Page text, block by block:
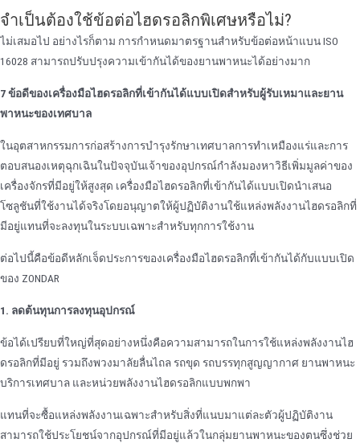
จําเป็นต้องใช้ข้อต่อไฮดรอลิกพิเศษหรือไม่?
ไม่เสมอไป อย่างไรก็ตาม การกําหนดมาตรฐานสําหรับข้อต่อหน้าแบน ISO
16028 สามารถปรับปรุงความเข้ากันได้ของยานพาหนะได้อย่างมาก
7 ข้อดีของเครื่องมือไฮดรอลิกที่เข้ากันได้แบบเปิดสําหรับผู้รับเหมาและยาน
พาหนะของเทศบาล
ในอุตสาหกรรมการก่อสร้างการบํารุงรักษาเทศบาลการทําเหมืองแร่และการ
ตอบสนองเหตุฉุกเฉินในปัจจุบันเจ้าของอุปกรณ์กําลังมองหาวิธีเพิ่มมูลค่าของ
เครื่องจักรที่มีอยู่ให้สูงสุด เครื่องมือไฮดรอลิกที่เข้ากันได้แบบเปิดนําเสนอ
โซลูชันที่ใช้งานได้จริงโดยอนุญาตให้ผู้ปฏิบัติงานใช้แหล่งพลังงานไฮดรอลิกที่
มีอยู่แทนที่จะลงทุนในระบบเฉพาะสําหรับทุกการใช้งาน
ต่อไปนี้คือข้อดีหลักเจ็ดประการของเครื่องมือไฮดรอลิกที่เข้ากันได้กับแบบเปิด
ของ ZONDAR
1. ลดต้นทุนการลงทุนอุปกรณ์
ข้อได้เปรียบที่ใหญ่ที่สุดอย่างหนึ่งคือความสามารถในการใช้แหล่งพลังงานไฮ
ดรอลิกที่มีอยู่ รวมถึงพวงมาลัยลื่นไถล รถขุด รถบรรทุกสูญญากาศ ยานพาหนะ
บริการเทศบาล และหน่วยพลังงานไฮดรอลิกแบบพกพา
แทนที่จะซื้อแหล่งพลังงานเฉพาะสําหรับสิ่งที่แนบมาแต่ละตัวผู้ปฏิบัติงาน
สามารถใช้ประโยชน์จากอุปกรณ์ที่มีอยู่แล้วในกลุ่มยานพาหนะของตนซึ่งช่วย